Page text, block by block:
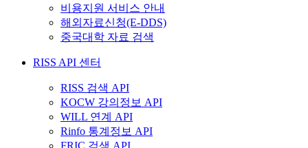
비용지원 서비스 안내
해외자료신청(E-DDS)
중국대학 자료 검색
RISS API 센터
RISS 검색 API
KOCW 강의정보 API
WILL 연계 API
Rinfo 통계정보 API
FRIC 검색 API